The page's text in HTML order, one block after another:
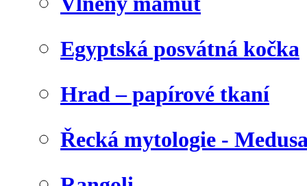
Egyptská posvátná kočka
Hrad – papírové tkaní
Řecká mytologie -